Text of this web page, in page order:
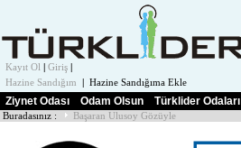
Kayıt Ol Giriş
Hazine Sandığım
Hazine Sandığıma Ekle
Ziynet Odası Odam Olsun Türklider Odaları
Buradasınız : Başaran Ulusoy Gözüyle